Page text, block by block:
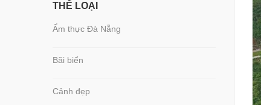
THỂ LOẠI
Ẩm thực Đà Nẵng
Bãi biển
Cảnh đẹp